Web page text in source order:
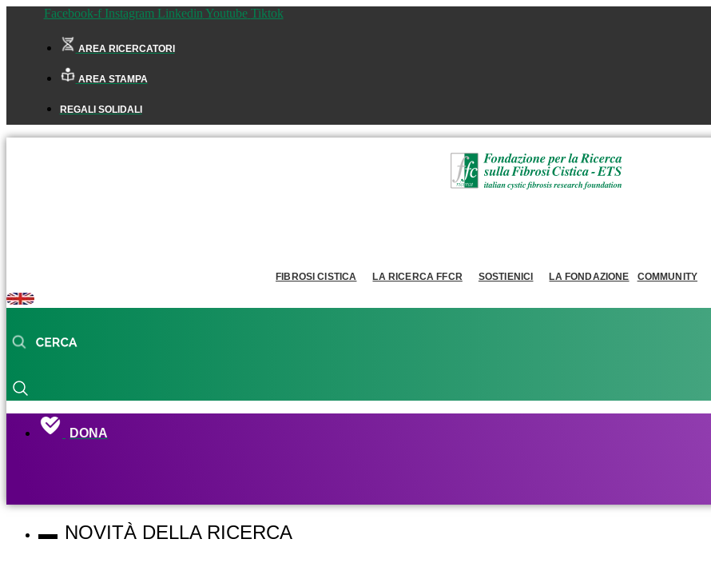
Facebook-f Instagram Linkedin Youtube Tiktok
AREA RICERCATORI
AREA STAMPA
REGALI SOLIDALI
FIBROSI CISTICA LA RICERCA FFCR SOSTIENICI LA FONDAZIONE COMMUNITY
DONA
NOVITÀ DELLA RICERCA